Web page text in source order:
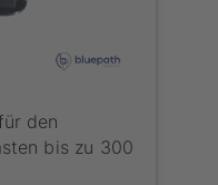
den
bis zu 300